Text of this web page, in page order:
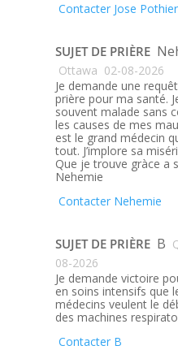
Contacter Jose Pothier
SUJET DE PRIÈRE
Ottawa 02-08-2026
Je demande une
prière pour ma santé.
souvent malade sans
les causes de mes
est le grand médecin
tout. J’implore sa
Que je trouve gràce a
Nehemie
Contacter Nehemie
SUJET DE PRIÈRE B
08-2026
Je demande victoire
en soins intensifs que
médecins veulent le
des machines
Contacter B